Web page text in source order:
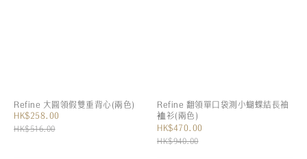
Refine 大圓領假雙重背心(兩色)
HK$258.00
HK$516.00
Refine 翻領單口袋測小蝴蝶結長袖
裇衫(兩色)
HK$470.00
HK$940.00